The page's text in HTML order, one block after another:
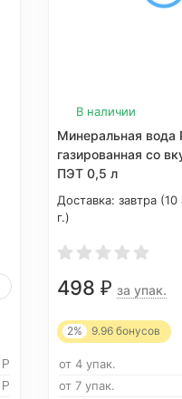
Р
Р
В наличии
Минеральная вода
газированная со
ПЭТ 0,5 л
Доставка: завтра (10
г.)
498 ₽ за упак.
2% 9.96 бонусов
от 4 упак.
от 7 упак.